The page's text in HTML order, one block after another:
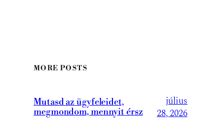
MORE POSTS
Mutasd az ügyfeleidet,
megmondom, mennyit érsz
július
28, 2026